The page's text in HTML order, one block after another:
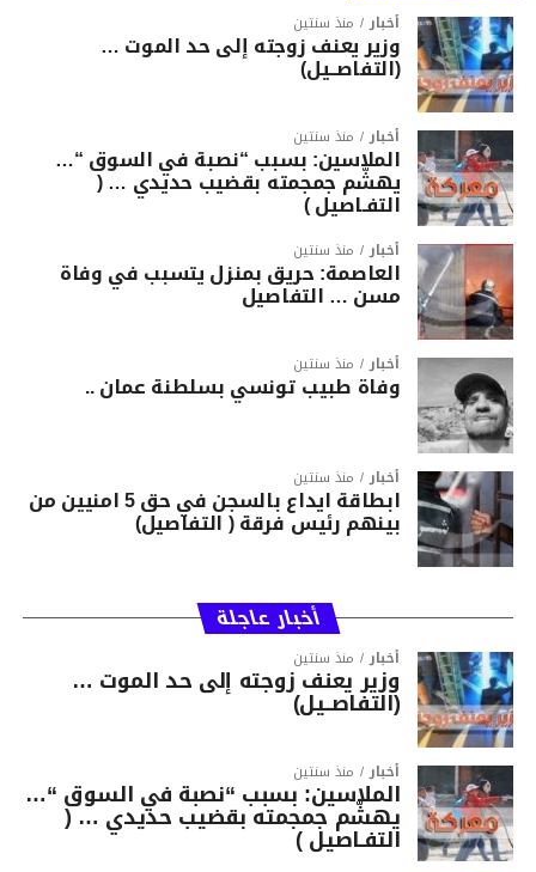
أخبار منذ سنتين
وزير يعنف زوجته إلى حد الموت …
(التفاصــيل)
أخبار منذ سنتين
الملاسين: بسبب “نصبة في السوق “…
يهشّم جمجمته بقضيب حديدي … (
التفـاصيل )
أخبار منذ سنتين
العاصمة: حريق بمنزل يتسبب في وفاة
مسن … التفاصيل
أخبار منذ سنتين
وفاة طبيب تونسي بسلطنة عمان ..
أخبار منذ سنتين
ابطاقة ايداع بالسجن في حق 5 امنيين من
بينهم رئيس فرقة ( التفاصيل)
أخبار عاجلة
أخبار منذ سنتين
وزير يعنف زوجته إلى حد الموت …
(التفاصــيل)
أخبار منذ سنتين
الملاسين: بسبب “نصبة في السوق “…
يهشّم جمجمته بقضيب حديدي … (
التفـاصيل )